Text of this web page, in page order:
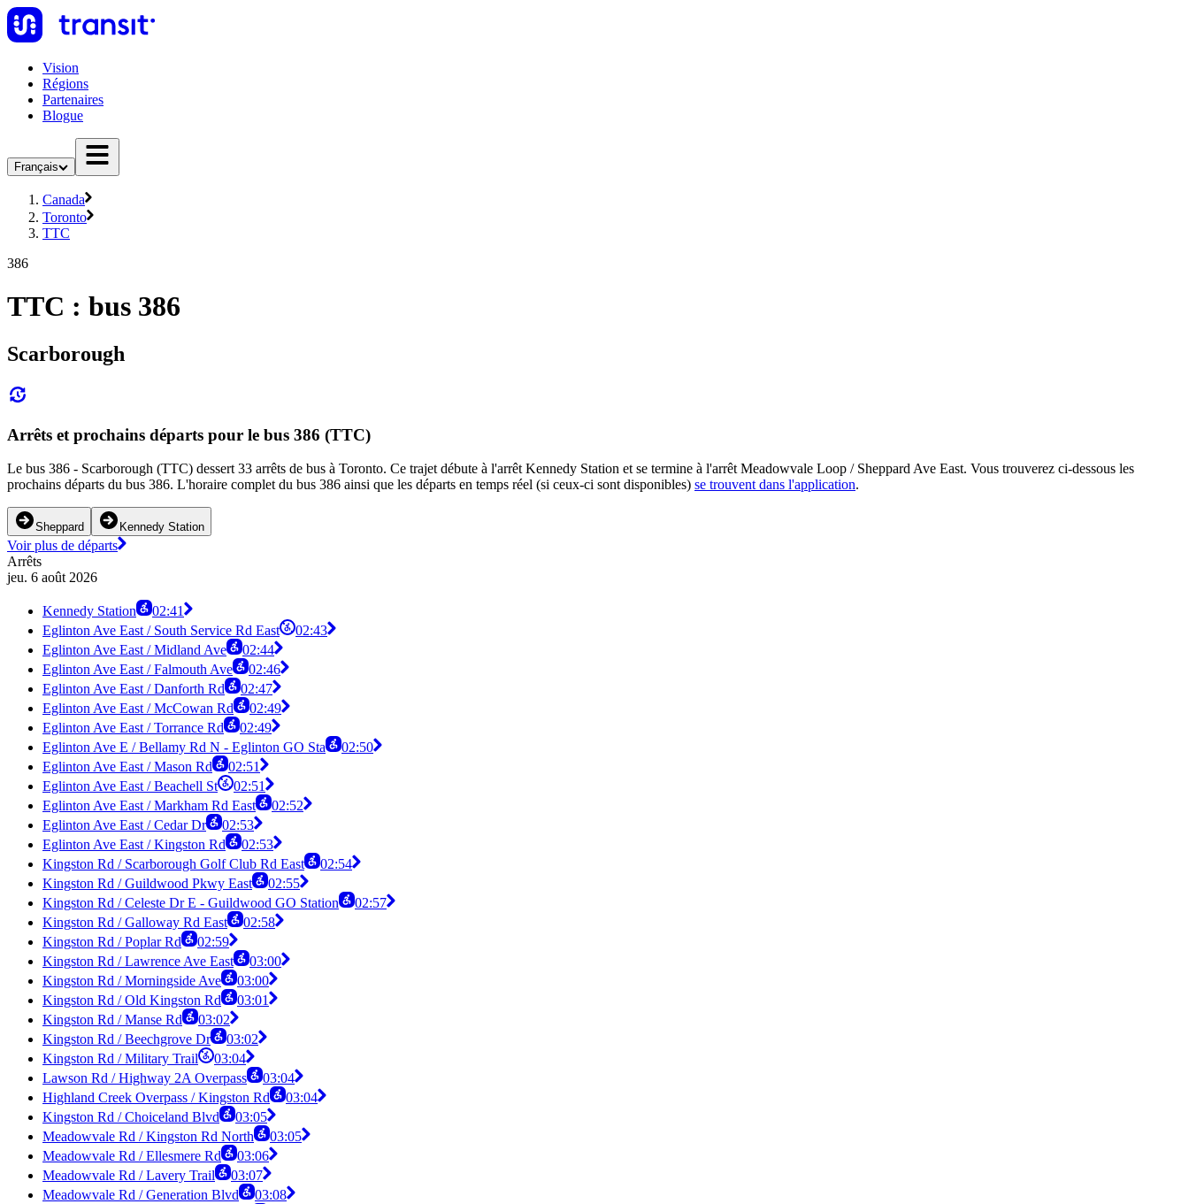
Vision
Régions
Partenaires
Blogue
Français
Canada
Toronto
TTC
386
TTC : bus 386
Scarborough
Arrêts et prochains départs pour le bus 386 (TTC)
Le bus 386 - Scarborough (TTC) dessert 33 arrêts de bus à Toronto. Ce trajet débute à l'arrêt Kennedy Station et se termine à l'arrêt Meadowvale Loop / Sheppard Ave East. Vous trouverez ci-dessous les
prochains départs du bus 386. L'horaire complet du bus 386 ainsi que les départs en temps réel (si ceux-ci sont disponibles) se trouvent dans l'application.
Sheppard Kennedy Station
Voir plus de départs
Arrêts
jeu. 6 août 2026
Kennedy Station
02:41
Eglinton Ave East / South Service Rd East
02:43
Eglinton Ave East / Midland Ave
02:44
Eglinton Ave East / Falmouth Ave
02:46
Eglinton Ave East / Danforth Rd
02:47
Eglinton Ave East / McCowan Rd
02:49
Eglinton Ave East / Torrance Rd
02:49
Eglinton Ave E / Bellamy Rd N - Eglinton GO Sta
02:50
Eglinton Ave East / Mason Rd
02:51
Eglinton Ave East / Beachell St
02:51
Eglinton Ave East / Markham Rd East
02:52
Eglinton Ave East / Cedar Dr
02:53
Eglinton Ave East / Kingston Rd
02:53
Kingston Rd / Scarborough Golf Club Rd East
02:54
Kingston Rd / Guildwood Pkwy East
02:55
Kingston Rd / Celeste Dr E - Guildwood GO Station
02:57
Kingston Rd / Galloway Rd East
02:58
Kingston Rd / Poplar Rd
02:59
Kingston Rd / Lawrence Ave East
03:00
Kingston Rd / Morningside Ave
03:00
Kingston Rd / Old Kingston Rd
03:01
Kingston Rd / Manse Rd
03:02
Kingston Rd / Beechgrove Dr
03:02
Kingston Rd / Military Trail
03:04
Lawson Rd / Highway 2A Overpass
03:04
Highland Creek Overpass / Kingston Rd
03:04
Kingston Rd / Choiceland Blvd
03:05
Meadowvale Rd / Kingston Rd North
03:05
Meadowvale Rd / Ellesmere Rd
03:06
Meadowvale Rd / Lavery Trail
03:07
Meadowvale Rd / Generation Blvd
03:08